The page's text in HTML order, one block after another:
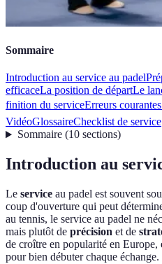
Sommaire
Introduction au service au padel
efficaceLa position de départLe
finition du serviceErreurs
VidéoGlossaireChecklist de service
Sommaire(10 sections)
Introduction au
Le service au padel est souvent
coup d'ouverture qui peut
au tennis, le service au padel ne
mais plutôt de précision et de
de croître en popularité en Europe,
pour bien débuter chaque échange.